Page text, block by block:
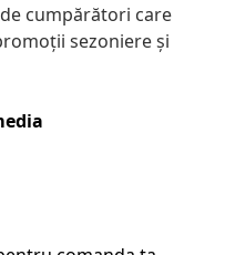
cumpărători care
sezoniere și